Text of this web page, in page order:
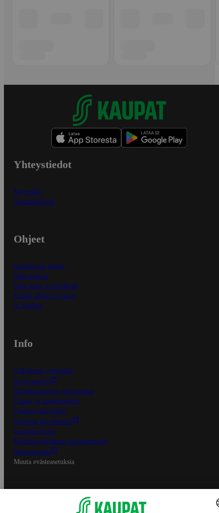
Yhteystiedot
Myymälät
Asiakaspalvelu
Ohjeet
Ensitilaajan ohjeet
Näin maksat
Näin tilaat ja muokkaat
Kaikki ohjeet ja vinkit
In English
Info
S-Business yrityksille
Oiva-raportit
Osuuskauppojen yhteystiedot
Tilaus- ja toimitusehdot
Tietosuojakäytäntö
Palvelun käyttöehdot
Saavutettavuus
Mobiilisovelluksen saavutettavuus
Mainostajalle
Muuta evästeasetuksia
S-ryhmän palvelut